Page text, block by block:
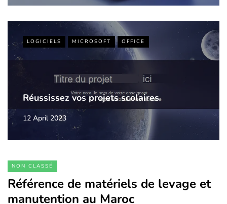
LOGICIELS MICROSOFT OFFICE
Réussissez vos projets scolaires
12 April 2023
NON CLASSÉ
Référence de matériels de levage et
manutention au Maroc